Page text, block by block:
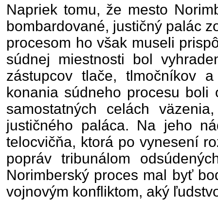
Napriek tomu, že mesto
bombardované, justičný palác
procesom ho však museli
súdnej miestnosti bol
zástupcov tlače, tlmočníkov
konania súdneho procesu boli
samostatných celách
justičného paláca. Na jeho
telocvičňa, ktorá po vynesení
popráv tribunálom
Norimberský proces mal byť
vojnovým konfliktom, aký